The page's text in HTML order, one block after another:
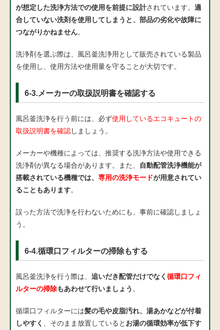
が想定した洗浄方法での使用を前提に設計されています。 適
合していない洗剤を使用してしまうと、部品の劣化や故障に
つながりかねません。
洗浄剤を選ぶ際は、風呂釜洗浄用として販売されている製品
を使用し、使用方法や使用量を守ることが大切です。
6-3.メーカーの取扱説明書を確認する
風呂釜洗浄を行う前には、必ず使用しているエコキュートの
取扱説明書を確認しましょう。
メーカーや機種によっては、推奨する洗浄方法や使用できる
洗浄剤が異なる場合があります。また、
自動配管洗浄機能が
搭載されている機種では、 専用の洗浄モードが用意されてい
ることもあります。
誤った方法で洗浄を行わないためにも、事前に確認しましょ
う。
6-4.循環口フィルターの掃除もする
風呂釜洗浄を行う際は、 追いだき配管だけでなく 循環口フィ
ルターの掃除もあわせて行いましょう 。
循環口フィルターには髪の毛や皮脂汚れ、湯あかなどが付着
しやすく
、そのまま放置していると お湯の循環効率が低下す